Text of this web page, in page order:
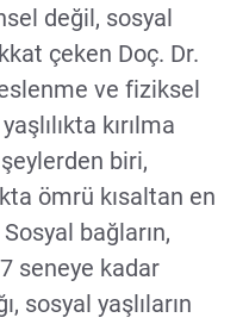
değil, sosyal
çeken Doç. Dr.
ve fiziksel
kırılma
biri,
ömrü kısaltan en
bağların,
seneye kadar
sosyal yaşlıların